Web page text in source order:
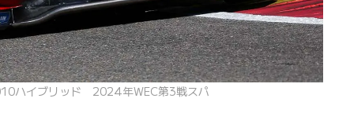
ハイブリッド 2024年WEC第3戦スパ